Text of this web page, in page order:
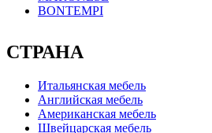
BONTEMPI
СТРАНА
Итальянская мебель
Английская мебель
Американская мебель
Швейцарская мебель